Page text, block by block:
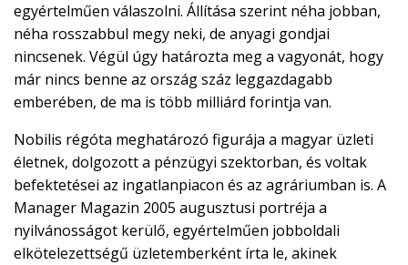
egyértelműen válaszolni. Állítása szerint néha jobban,
néha rosszabbul megy neki, de anyagi gondjai
nincsenek. Végül úgy határozta meg a vagyonát, hogy
már nincs benne az ország száz leggazdagabb
emberében, de ma is több milliárd forintja van.
Nobilis régóta meghatározó figurája a magyar üzleti
életnek, dolgozott a pénzügyi szektorban, és voltak
befektetései az ingatlanpiacon és az agráriumban is. A
Manager Magazin 2005 augusztusi portréja a
nyilvánosságot kerülő, egyértelműen jobboldali
elkötelezettségű üzletemberként írta le, akinek